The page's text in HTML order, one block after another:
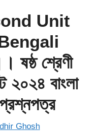
Unit
শ্রেণী
২০২৪ বাংলা
Ghosh